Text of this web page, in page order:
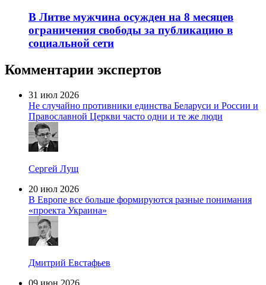
В Литве мужчина осужден на 8 месяцев
ограничения свободы за публикацию в
социальной сети
Комментарии экспертов
31 июл 2026
Не случайно противники единства Беларуси и России и
Православной Церкви часто одни и те же люди
Сергей Лущ
20 июл 2026
В Европе все больше формируются разные понимания
«проекта Украина»
Дмитрий Евстафьев
09 июн 2026